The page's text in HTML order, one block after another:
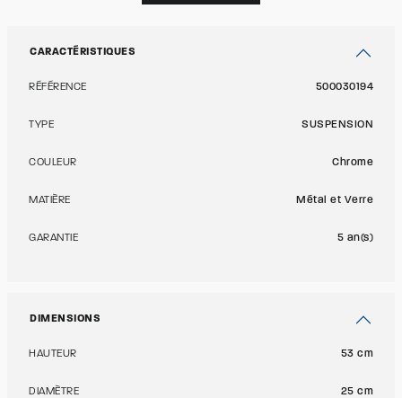
CARACTÉRISTIQUES
RÉFÉRENCE 500030194
TYPE SUSPENSION
COULEUR Chrome
MATIÈRE Métal et Verre
GARANTIE 5 an(s)
DIMENSIONS
HAUTEUR 53 cm
DIAMÈTRE 25 cm